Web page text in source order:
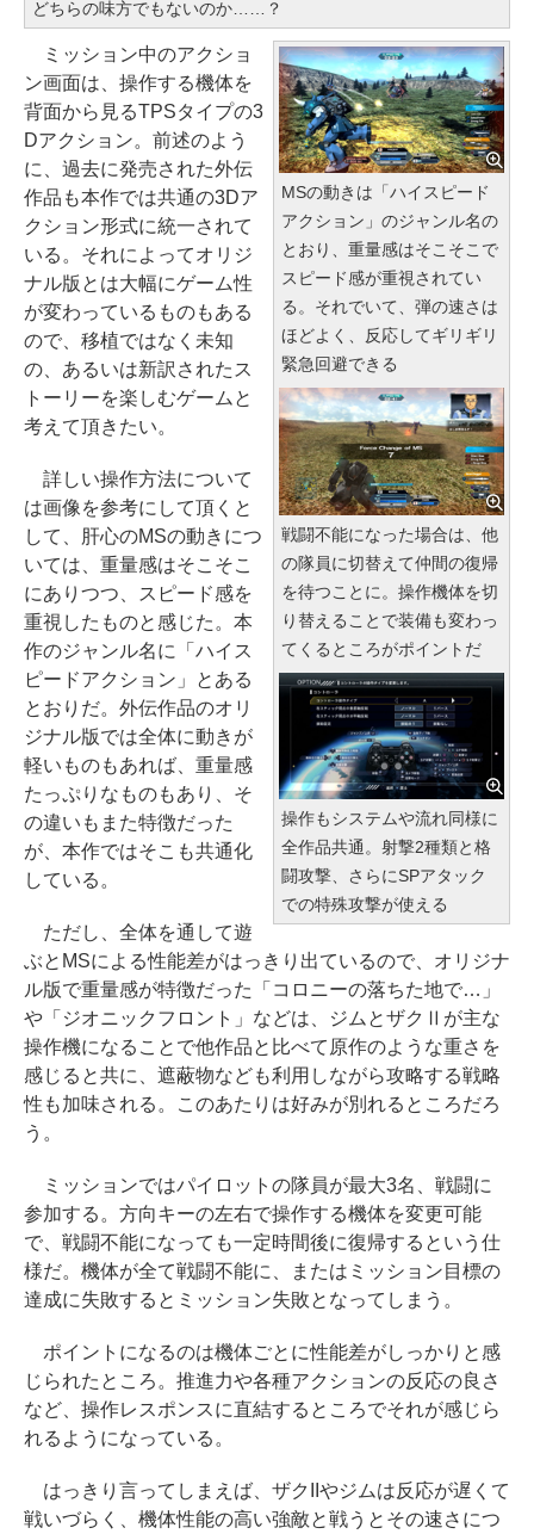
どちらの味方でもないのか……？
MSの動きは「ハイスピード
アクション」のジャンル名の
とおり、重量感はそこそこで
スピード感が重視されてい
る。それでいて、弾の速さは
ほどよく、反応してギリギリ
緊急回避できる
戦闘不能になった場合は、他
の隊員に切替えて仲間の復帰
を待つことに。操作機体を切
り替えることで装備も変わっ
てくるところがポイントだ
操作もシステムや流れ同様に
全作品共通。射撃2種類と格
闘攻撃、さらにSPアタック
での特殊攻撃が使える
ミッション中のアクショ
ン画面は、操作する機体を
背面から見るTPSタイプの3
Dアクション。前述のよう
に、過去に発売された外伝
作品も本作では共通の3Dア
クション形式に統一されて
いる。それによってオリジ
ナル版とは大幅にゲーム性
が変わっているものもある
ので、移植ではなく未知
の、あるいは新訳されたス
トーリーを楽しむゲームと
考えて頂きたい。
詳しい操作方法について
は画像を参考にして頂くと
して、肝心のMSの動きにつ
いては、重量感はそこそこ
にありつつ、スピード感を
重視したものと感じた。本
作のジャンル名に「ハイス
ピードアクション」とある
とおりだ。外伝作品のオリ
ジナル版では全体に動きが
軽いものもあれば、重量感
たっぷりなものもあり、そ
の違いもまた特徴だった
が、本作ではそこも共通化
している。
ただし、全体を通して遊
ぶとMSによる性能差がはっきり出ているので、オリジナ
ル版で重量感が特徴だった「コロニーの落ちた地で…」
や「ジオニックフロント」などは、ジムとザクⅡが主な
操作機になることで他作品と比べて原作のような重さを
感じると共に、遮蔽物なども利用しながら攻略する戦略
性も加味される。このあたりは好みが別れるところだろ
う。
ミッションではパイロットの隊員が最大3名、戦闘に
参加する。方向キーの左右で操作する機体を変更可能
で、戦闘不能になっても一定時間後に復帰するという仕
様だ。機体が全て戦闘不能に、またはミッション目標の
達成に失敗するとミッション失敗となってしまう。
ポイントになるのは機体ごとに性能差がしっかりと感
じられたところ。推進力や各種アクションの反応の良さ
など、操作レスポンスに直結するところでそれが感じら
れるようになっている。
はっきり言ってしまえば、ザクIIやジムは反応が遅くて
戦いづらく、機体性能の高い強敵と戦うとその速さにつ